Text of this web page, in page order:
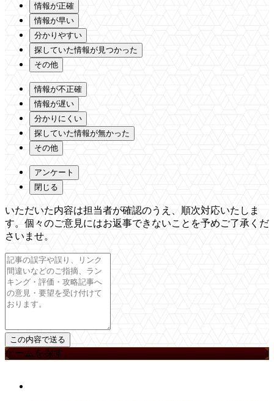
情報が正確
情報が早い
分かりやすい
探していた情報が見つかった
その他
情報が不正確
情報が遅い
分かりにくい
探していた情報が無かった
その他
アンケート
閉じる
いただいた内容は担当者が確認のうえ、順次対応いたしま
す。個々のご意見にはお返事できないことを予めご了承くだ
さいませ。
ゲームを探す